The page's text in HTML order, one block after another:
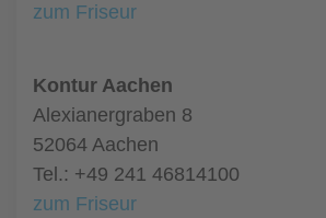
zum Friseur
Kontur Aachen
Alexianergraben 8
52064 Aachen
Tel.: +49 241 46814100
zum Friseur